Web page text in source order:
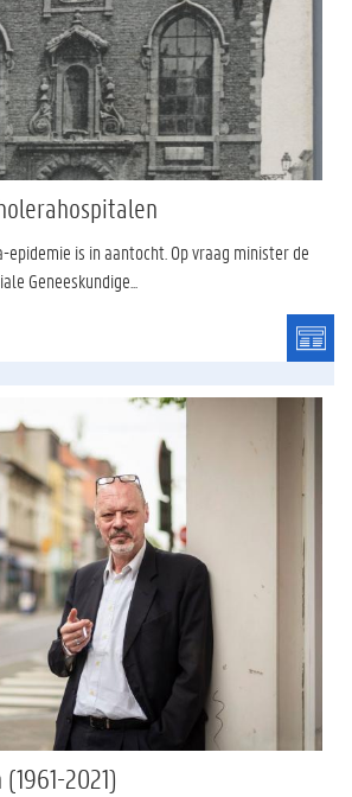
epidemie is in aantocht. Op vraag minister de
Geneeskundige...
2021)